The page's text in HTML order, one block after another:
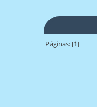
Páginas: [1]